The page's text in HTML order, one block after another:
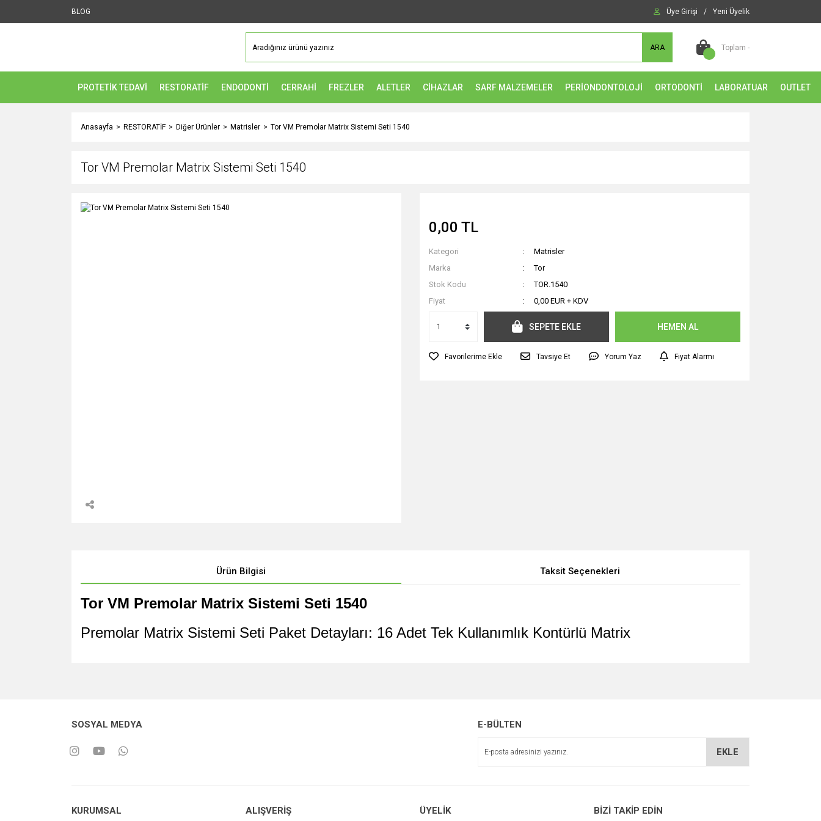
BLOG Üye Girişi / Yeni Üyelik
ARA Toplam -
PROTETİK TEDAVİ RESTORATİF ENDODONTİ CERRAHİ FREZLER ALETLER CİHAZLAR SARF MALZEMELER PERİONDONTOLOJİ ORTODONTİ LABORATUAR OUTLET
Anasayfa RESTORATİF Diğer Ürünler Matrisler Tor VM Premolar Matrix Sistemi Seti 1540
Tor VM Premolar Matrix Sistemi Seti 1540
0,00 TL
Kategori
Matrisler
Marka
Tor
Stok Kodu
TOR.1540
Fiyat
0,00 EUR + KDV
SEPETE EKLE HEMEN AL
Tavsiye Et Yorum Yaz Fiyat Alarmı
Ürün Bilgisi Taksit Seçenekleri
Tor VM Premolar Matrix Sistemi Seti 1540
Premolar Matrix Sistemi Seti Paket Detayları: 16 Adet Tek Kullanımlık Kontürlü Matrix
SOSYAL MEDYA E-BÜLTEN
EKLE
KURUMSAL ALIŞVERİŞ ÜYELİK BİZİ TAKİP EDİN